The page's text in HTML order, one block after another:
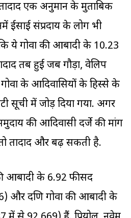
एक अनुमान के मुताबिक
ईसाई संप्रदाय के लोग भी
ये गोवा की आबादी के 10.23
तब हुई जब गौड़ा, वेलिप
के आदिवासियों के हिस्से के
सूची में जोड़ दिया गया. अगर
की आदिवासी दर्जे की मांग
तादाद और बढ़ सकती है.
आबादी के 6.92 फीसद
दक्षिण गोवा की आबादी के